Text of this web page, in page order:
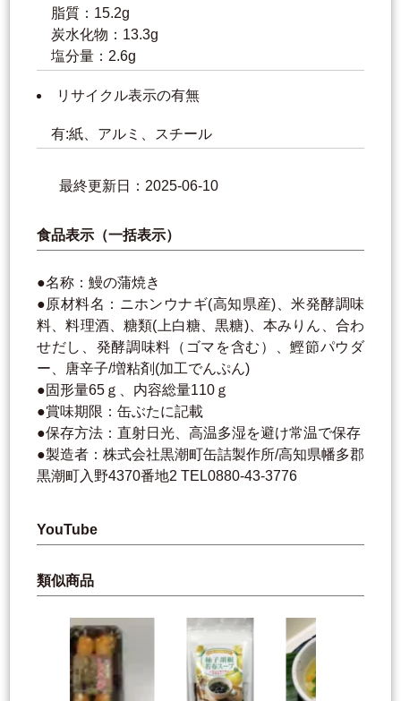
脂質：15.2g
炭水化物：13.3g
塩分量：2.6g
リサイクル表示の有無
有:紙、アルミ、スチール
最終更新日：2025-06-10
食品表示（一括表示）
●名称：鰻の蒲焼き
●原材料名：ニホンウナギ(高知県産)、米発酵調味
料、料理酒、糖類(上白糖、黒糖)、本みりん、合わ
せだし、発酵調味料（ゴマを含む）、鰹節パウダ
ー、唐辛子/増粘剤(加工でんぷん)
●固形量65ｇ、内容総量110ｇ
●賞味期限：缶ぶたに記載
●保存方法：直射日光、高温多湿を避け常温で保存
●製造者：株式会社黒潮町缶詰製作所/高知県幡多郡
黒潮町入野4370番地2 TEL0880-43-3776
YouTube
類似商品